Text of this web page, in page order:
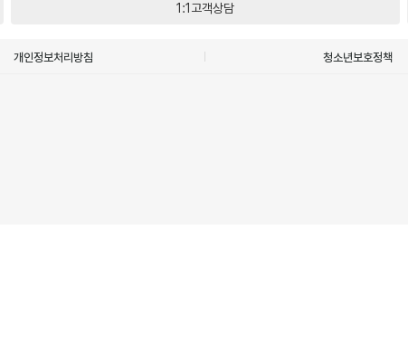
1:1고객상담
개인정보처리방침 청소년보호정책